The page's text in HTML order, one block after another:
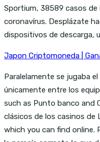
Sportium, 38589 casos
coronavírus. Desplázate
dispositivos de descarga,
Japon Criptomoneda |
Paralelamente se jugaba
únicamente entre los
such as Punto banco and
clásicos de los casinos de
which you can find online.